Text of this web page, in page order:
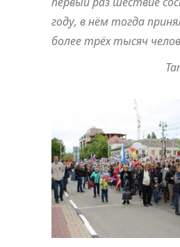
году, в нём тогда
более трёх тысяч